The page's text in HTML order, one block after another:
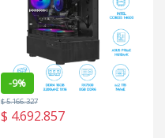
-9%
$ 4.692.857
$5.166.327